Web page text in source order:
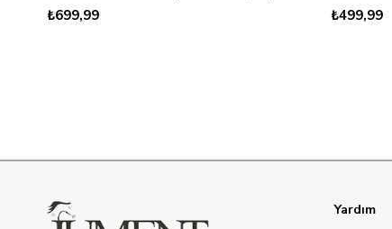
₺699,99 ₺499,99
Yardım